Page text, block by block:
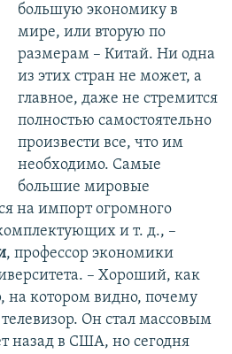
большую экономику в
мире, или вторую по
размерам – Китай. Ни одна
из этих стран не может, а
главное, даже не стремится
полностью самостоятельно
произвести все, что им
необходимо. Самые
большие мировые
на импорт огромного
и т. д., –
, профессор экономики
– Хороший, как
на котором видно, почему
Он стал массовым
назад в США, но сегодня